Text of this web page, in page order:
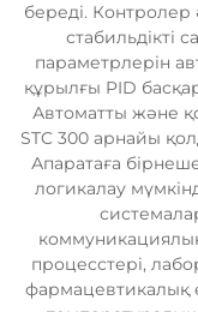
береді.
стабильдікті
параметрлерін
құрылғы PID
Автоматты және
STC 300 арнайы
Апаратаға
логикалау
процесстері,
фармацевтикалық